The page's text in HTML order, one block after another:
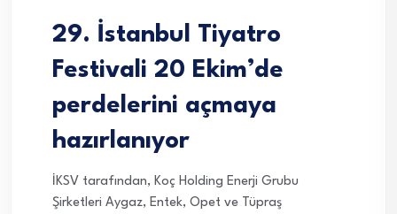
29. İstanbul Tiyatro
Festivali 20 Ekim’de
perdelerini açmaya
hazırlanıyor
İKSV tarafından, Koç Holding Enerji Grubu
Şirketleri Aygaz, Entek, Opet ve Tüpraş